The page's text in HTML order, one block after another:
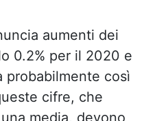
aumenti dei
0.2% per il 2020 e
probabilmente così
cifre, che
media, devono